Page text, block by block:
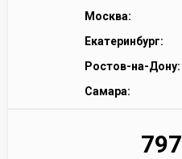
Москва:
Екатеринбург:
Ростов-на-Дону:
Самара:
797